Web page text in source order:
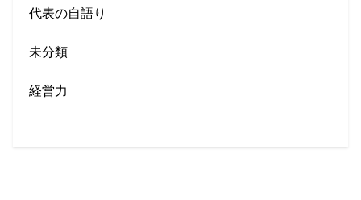
代表の自語り
未分類
経営力